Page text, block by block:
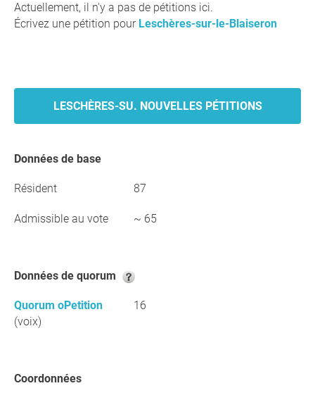
Actuellement, il n'y a pas de pétitions ici.
Écrivez une pétition pour Leschères-sur-le-Blaiseron
LESCHÈRES-SU. NOUVELLES PÉTITIONS
Données de base
Résident 87
Admissible au vote ~ 65
Données de quorum
Quorum oPetition
(voix)
16
Coordonnées